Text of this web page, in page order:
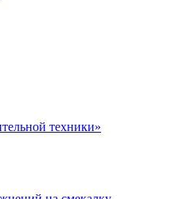
техники»